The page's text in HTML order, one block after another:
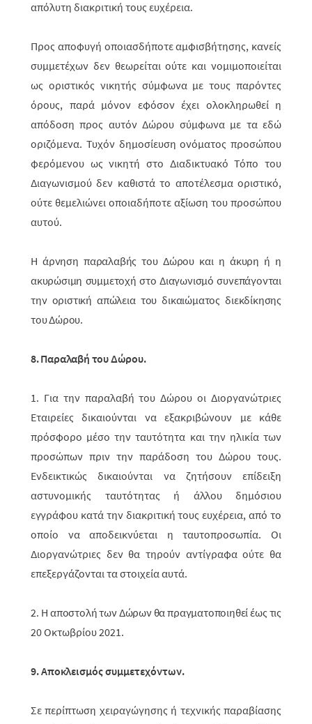
απόλυτη διακριτική τους ευχέρεια.
Προς αποφυγή οποιασδήποτε αμφισβήτησης, κανείς
συμμετέχων δεν θεω­ρεί­ται ούτε και νομιμοποιείται
ως οριστικός νικητής σύμφωνα με τους παρόντες
όρους, παρά μόνον εφόσον έχει ολοκληρωθεί η
απόδοση προς αυτόν Δώρου σύμ­φωνα με τα εδώ
οριζόμενα. Τυχόν δημοσίευση ονόματος προσώπου
φερό­με­νου ως νικητή στο Διαδικτυακό Τόπο του
Διαγωνισμού δεν καθιστά το απο­τέ­λεσμα οριστικό,
ούτε θεμελιώνει οποιαδήποτε αξίωση του προσώπου
αυτού.
Η άρνηση παραλαβής του Δώρου και η άκυρη ή η
ακυρώσιμη συμμετοχή στο Διαγωνισμό συνεπάγονται
την οριστική απώλεια του δικαιώματος διεκδίκησης
του Δώρου.
8. Παραλαβή του Δώρου.
1. Για την παραλαβή του Δώρου οι Διοργανώτριες
Εταιρείες δικαιούνται να εξακριβώνουν με κάθε
πρόσφορο μέσο την ταυτότητα και την ηλικία των
προσώπων πριν την παράδοση του Δώρου τους.
Ενδεικτικώς δικαιούνται να ζητήσουν επίδειξη
αστυνομικής ταυτότητας ή άλλου δημόσιου
εγγράφου κατά την διακριτική τους ευχέρεια, από το
οποίο να αποδεικνύεται η ταυτοπροσωπία. Οι
Διοργανώτριες δεν θα τηρούν αντίγραφα ούτε θα
επεξεργάζονται τα στοιχεία αυτά.
2. H αποστολή των Δώρων θα πραγματοποιηθεί έως τις
20 Οκτωβρίου 2021.
9. Αποκλεισμός συμμετεχόντων.
Σε περίπτωση χειραγώγησης ή τεχνικής παραβίασης